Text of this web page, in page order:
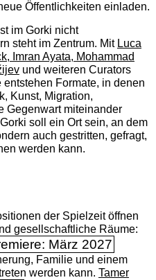
Öffentlichkeiten einladen.
im Gorki nicht
steht im Zentrum. Mit Luca
Imran Ayata, Mohammad
und weiteren Curators
Formate, in denen
Kunst, Migration,
Gegenwart miteinander
soll ein Ort sein, an dem
auch gestritten, gefragt,
werden kann.
der Spielzeit öffnen
gesellschaftliche Räume:
März 2027
Familie und einem
werden kann. Tamer